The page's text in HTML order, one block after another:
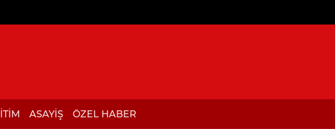
ASAYİŞ ÖZEL HABER